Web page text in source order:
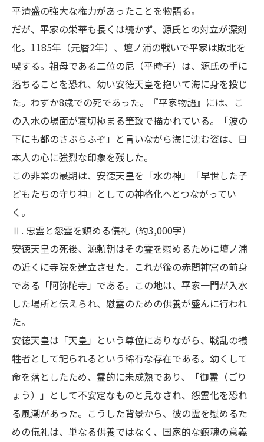
平清盛の強大な権力があったことを物語る。
だが、平家の栄華も長くは続かず、源氏との対立が深刻
化。1185年（元暦2年）、壇ノ浦の戦いで平家は敗北を
喫する。祖母である二位の尼（平時子）は、源氏の手に
落ちることを恐れ、幼い安徳天皇を抱いて海に身を投じ
た。わずか8歳での死であった。『平家物語』には、こ
の入水の場面が哀切極まる筆致で描かれている。「波の
下にも都のさぶらふぞ」と言いながら海に沈む姿は、日
本人の心に強烈な印象を残した。
この非業の最期は、安徳天皇を「水の神」「早世した子
どもたちの守り神」としての神格化へとつながってい
く。
Ⅱ. 忠霊と怨霊を鎮める儀礼（約3,000字）
安徳天皇の死後、源頼朝はその霊を慰めるために壇ノ浦
の近くに寺院を建立させた。これが後の赤間神宮の前身
である「阿弥陀寺」である。この地は、平家一門が入水
した場所と伝えられ、慰霊のための供養が盛んに行われ
た。
安徳天皇は「天皇」という尊位にありながら、戦乱の犠
牲者として祀られるという稀有な存在である。幼くして
命を落としたため、霊的に未成熟であり、「御霊（ごり
ょう）」として不安定なものと見なされ、怨霊化を恐れ
る風潮があった。こうした背景から、彼の霊を慰めるた
めの儀礼は、単なる供養ではなく、国家的な鎮魂の意義